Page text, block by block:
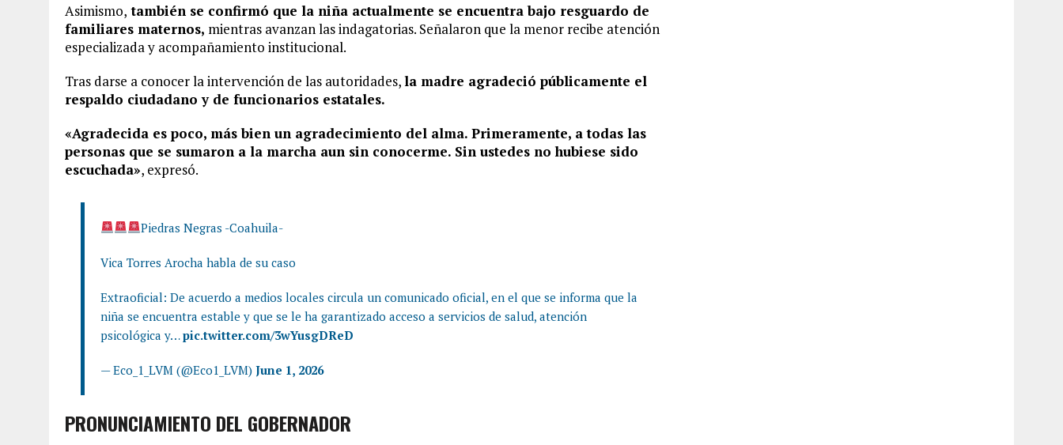
Asimismo, también se confirmó que la niña actualmente se encuentra bajo resguardo de
familiares maternos, mientras avanzan las indagatorias. Señalaron que la menor recibe atención
especializada y acompañamiento institucional.
Tras darse a conocer la intervención de las autoridades,la madre agradeció públicamente el
respaldo ciudadano y de funcionarios estatales.
«Agradecida es poco, más bien un agradecimiento del alma. Primeramente, a todas las
personas que se sumaron a la marcha aun sin conocerme. Sin ustedes no hubiese sido
escuchada», expresó.
Piedras Negras -Coahuila-
Vica Torres Arocha habla de su caso
Extraoficial: De acuerdo a medios locales circula un comunicado oficial, en el que se informa que la
niña se encuentra estable y que se le ha garantizado acceso a servicios de salud, atención
psicológica y…pic.twitter.com/3wYusgDReD
— Eco_1_LVM (@Eco1_LVM) June 1, 2026
PRONUNCIAMIENTO DEL GOBERNADOR